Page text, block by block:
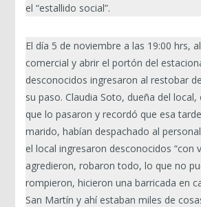
el “estallido social”.
El día 5 de noviembre a las 19:00 hrs,
comercial y abrir el portón del
desconocidos ingresaron al restobar
su paso. Claudia Soto, dueña del
que lo pasaron y recordó que esa
marido, habían despachado al
el local ingresaron desconocidos “con
agredieron, robaron todo, lo que no
rompieron, hicieron una barricada en
San Martín y ahí estaban miles de